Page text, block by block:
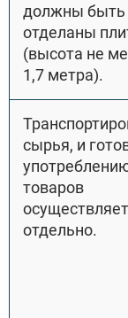
должны быть
отделаны
(высота не
1,7 метра).
сырья, и
товаров
отдельно.